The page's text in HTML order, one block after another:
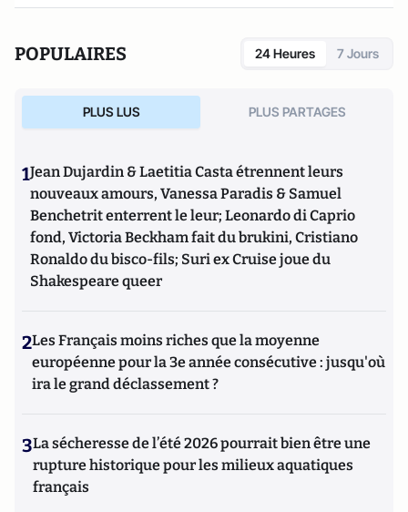
POPULAIRES 24 Heures 7 Jours
PLUS LUS PLUS PARTAGES
1Jean Dujardin & Laetitia Casta étrennent leurs
nouveaux amours, Vanessa Paradis & Samuel
Benchetrit enterrent le leur; Leonardo di Caprio
fond, Victoria Beckham fait du brukini, Cristiano
Ronaldo du bisco-fils; Suri ex Cruise joue du
Shakespeare queer
2Les Français moins riches que la moyenne
européenne pour la 3e année consécutive : jusqu'où
ira le grand déclassement ?
3La sécheresse de l’été 2026 pourrait bien être une
rupture historique pour les milieux aquatiques
français